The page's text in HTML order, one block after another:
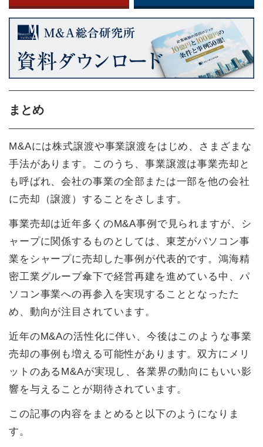
まとめ
M&Aには株式譲渡や事業譲渡をはじめ、さまざまな
手法があります。このうち、事業譲渡は事業売却と
も呼ばれ、会社の事業の全部または一部を他の会社
に売却（譲渡）することをさします。
事業売却は近年多くのM&A事例で見られますが、シ
ャープに関係するものとしては、東芝がパソコン事
業をシャープに売却した事例が代表的です。鴻海精
密工業グループ傘下で経営再建を進めている中、パ
ソコン事業への再参入を実現することとなったた
め、動向が注目されています。
近年のM&Aの活性化に伴い、今後はこのような事業
売却の事例も増える可能性があります。双方にメリ
ットのあるM&Aが実現し、各業界の動向にもいい影
響を与えることが期待されています。
この記事の内容をまとめると以下のようになりま
す。